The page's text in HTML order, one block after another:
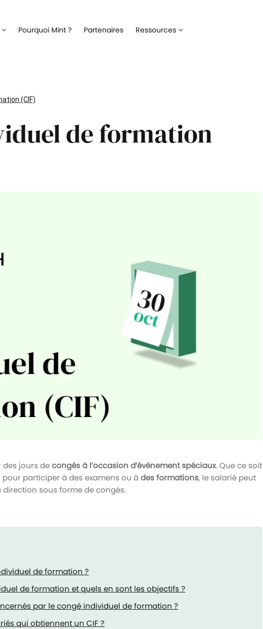
Pourquoi Mint ? Partenaires Ressources
(CIF)
de formation
des jours decongés à l’occasion d’évènement spéciaux. Que ce soit
participer à des examens ou à des formations, le salarié peut
direction sous forme de congés.
de formation ?
de formation et quels en sont les objectifs ?
par le congé individuel de formation ?
qui obtiennent un CIF ?
Digitalisez la gestion de votre processus de
Assurez un meilleur suivi des parcours de
formation de vos collaborateurs
interventions IT